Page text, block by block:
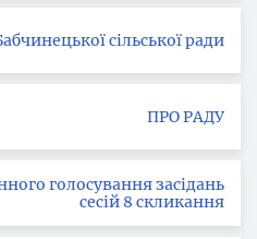
сільської ради
ПРО РАДУ
голосування засідань
сесій 8 скликання